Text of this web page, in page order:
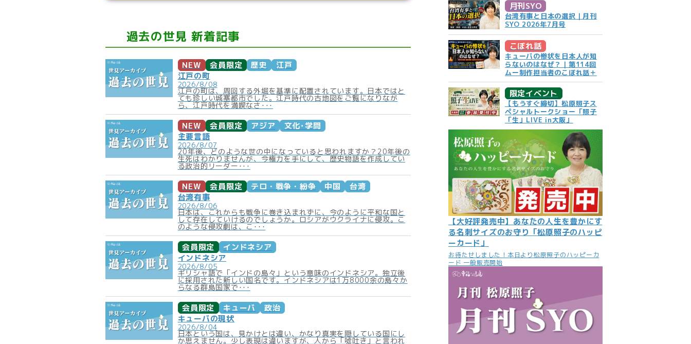
過去の世見 新着記事
NEW 会員限定 歴史
江戸
江戸の町
2026/8/08
江戸の町は、周回する外堀を基準に配置されています。日本ではと
ても珍しい城塞都市でした。江戸時代の古地図をご覧になりなが
ら、江戸時代を満喫なさ･･･
NEW 会員限定 アジア
文化･学問
主要言語
2026/8/07
20年後、どのような世の中になっていると思われますか？20年後の
生死はわかりませんが、今権力を手にして、歴史物語を作成してい
る政治的リーダー･･･
NEW 会員限定 テロ・戦争・紛争 中国
台湾
台湾有事
2026/8/06
日本は、これからも戦争に巻き込まれずに、今のように平和な国と
して存在していけるのでしょうか。ロシアがウクライナに侵攻。こ
のような侵攻劇は、こ･･･
会員限定
インドネシア
インドネシア
2026/8/05
ギリシャ語で「インドの島々」という意味のインドネシア。独立後
に採用された新しい国名です。インドネシアは1万8000余の島々か
らなる群島国家で･･･
会員限定 キューバ
政治
キューバの現状
2026/8/04
日本という国は、見かけとは違い、かなり真実を隠している国にし
か思えません。少し表現は違いますが、人から「噓吐き」と言われ
月刊SYO
台湾有事と日本の選択｜月刊
SYO 2026年7月号
こぼれ話
キューバの惨状を日本人が知
らないのはなぜ？｜第114回
ムー制作担当者のこぼれ話＋
限定イベント
【もうすぐ締切】松原照子ス
ペシャルトークショー「照子
「生」LIVE in大阪」
【大好評発売中】あなたの人生を豊かにす
る名刺サイズのお守り「松原照子のハッピ
ーカード」
お待たせしました！本日より松原照子のハッピーカ
ード 一般販売開始